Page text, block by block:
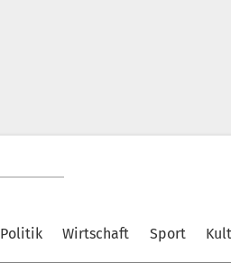
Politik Wirtschaft Sport